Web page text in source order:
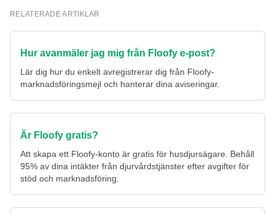
RELATERADE ARTIKLAR
Hur avanmäler jag mig från Floofy e-post?
Lär dig hur du enkelt avregistrerar dig från Floofy-
marknadsföringsmejl och hanterar dina aviseringar.
Är Floofy gratis?
Att skapa ett Floofy-konto är gratis för husdjursägare. Behåll
95% av dina intäkter från djurvårdstjänster efter avgifter för
stöd och marknadsföring.